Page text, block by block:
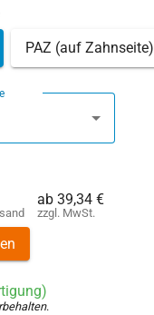
PAZ (auf Zahnseite)
ab 39,34 €
zzgl. MwSt.
.